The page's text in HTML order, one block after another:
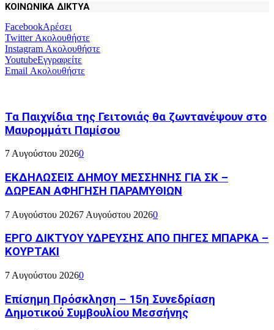
ΚΟΙΝΩΝΙΚΑ ΔΙΚΤΥΑ
FacebookΑρέσει
TwitterΑκολουθήστε
Instagram Ακολουθήστε
YoutubeΕγγραφείτε
Email Ακολουθήστε
Τα Παιχνίδια της Γειτονιάς θα ζωντανέψουν στο
Μαυρομμάτι Παμίσου
7 Αυγούστου 20260
ΕΚΔΗΛΩΣΕΙΣ ΔΗΜΟΥ ΜΕΣΣΗΝΗΣ ΓΙΑ ΣΚ –
ΔΩΡΕΑΝ ΑΦΗΓΗΣΗ ΠΑΡΑΜΥΘΙΩΝ
7 Αυγούστου 20267 Αυγούστου 20260
ΕΡΓΟ ΔΙΚΤΥΟΥ ΥΔΡΕΥΣΗΣ ΑΠΟ ΠΗΓΕΣ ΜΠΑΡΚΑ –
ΚΟΥΡΤΑΚΙ
7 Αυγούστου 20260
Επίσημη Πρόσκληση – 15η Συνεδρίαση
Δημοτικού Συμβουλίου Μεσσήνης